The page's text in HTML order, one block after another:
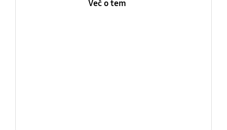
Več o tem